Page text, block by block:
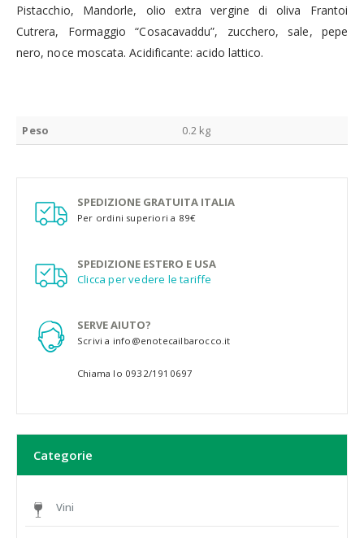
Pistacchio, Mandorle, olio extra vergine di oliva Frantoi
Cutrera, Formaggio “Cosacavaddu”, zucchero, sale, pepe
nero, noce moscata. Acidificante: acido lattico.
Peso 0.2 kg
SPEDIZIONE GRATUITA ITALIA
Per ordini superiori a 89€
SPEDIZIONE ESTERO E USA
Clicca per vedere le tariffe
SERVE AIUTO?
Scrivi a info@enotecailbarocco.it
Chiama lo 0932/1910697
Categorie
Vini